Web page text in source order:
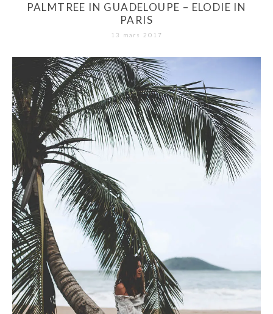
PALMTREE IN GUADELOUPE – ELODIE IN
PARIS
13 mars 2017